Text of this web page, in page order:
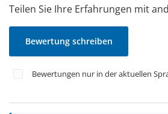
Teilen Sie Ihre Erfahrungen mit
Bewertung schreiben
Bewertungen nur in der aktuellen